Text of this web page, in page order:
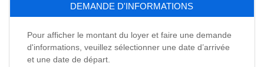
DEMANDE D'INFORMATIONS
Pour afficher le montant du loyer et faire une demande
d'informations, veuillez sélectionner une date d’arrivée
et une date de départ.